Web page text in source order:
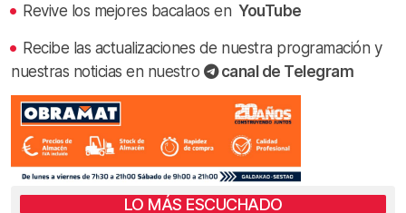
Revive los mejores bacalaos en YouTube
Recibe las actualizaciones de nuestra programación y
nuestras noticias en nuestro
canal de Telegram
LO MÁS ESCUCHADO